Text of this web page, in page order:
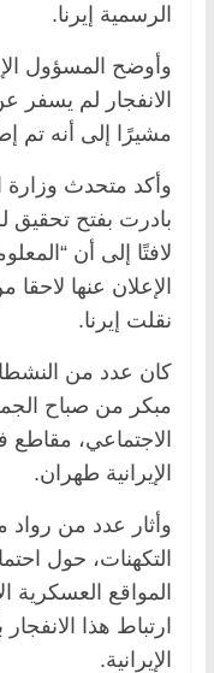
الرسمية إيرنا.
وأوضح المسؤول
الانفجار لم
مشيرًا إلى أنه تم
وأكد متحدث وزارة
بادرت بفتح تحقيق
لافتًا إلى أن
الإعلان عنها
نقلت إيرنا.
كان عدد من
مبكر من صباح
الاجتماعي، مقاطع
الإيرانية طهران.
وأثار عدد من رواد
التكهنات، حول
المواقع العسكرية
ارتباط هذا
الإيرانية.